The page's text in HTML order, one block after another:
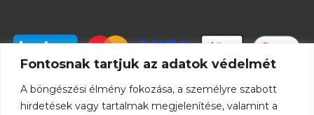
Fontosnak tartjuk az adatok védelmét
A böngészési élmény fokozása, a személyre szabott
hirdetések vagy tartalmak megjelenítése, valamint a